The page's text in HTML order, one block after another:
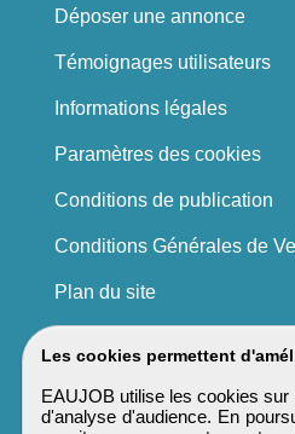
Les cookies permettent
EAUJOB utilise les cookies
d'analyse d'audience. En
Déposer une annonce
Témoignages utilisateurs
Informations légales
Paramètres des cookies
Conditions de publication
Conditions Générales de
Plan du site